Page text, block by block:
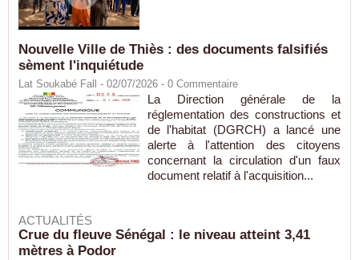
Nouvelle Ville de Thiès : des documents falsifiés
sèment l'inquiétude
Lat Soukabé Fall - 02/07/2026 - 0 Commentaire
La Direction générale de la
réglementation des constructions et
de l'habitat (DGRCH) a lancé une
alerte à l'attention des citoyens
concernant la circulation d'un faux
document relatif à l'acquisition...
ACTUALITÉS
Crue du fleuve Sénégal : le niveau atteint 3,41
mètres à Podor